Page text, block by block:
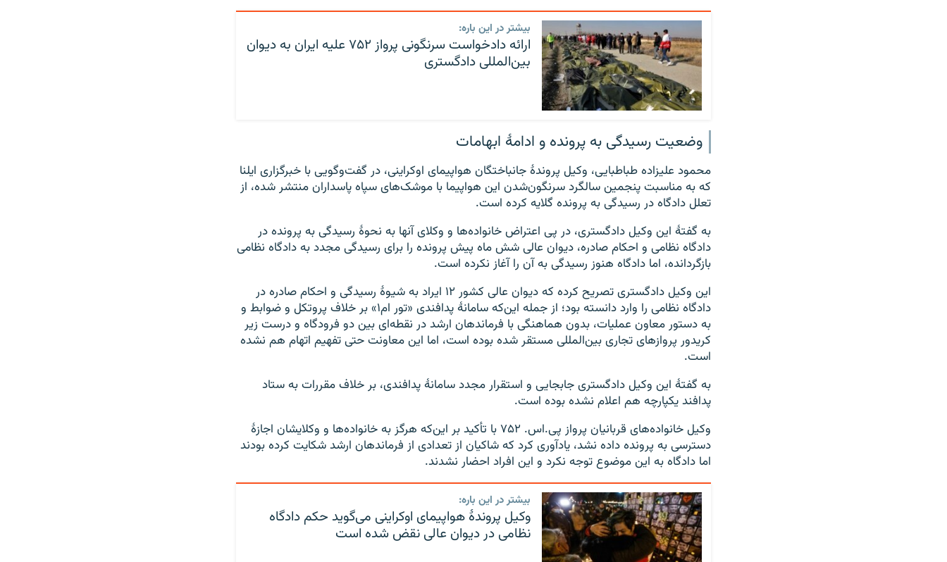
بیشتر در این باره:
ارائه دادخواست سرنگونی پرواز ۷۵۲ علیه ایران به دیوان
بین‌المللی دادگستری
وضعیت رسیدگی به پرونده و ادامۀ ابهامات
محمود علیزاده طباطبایی، وکیل پروندهٔ جانباختگان هواپیمای اوکراینی، در گفت‌وگویی با خبرگزاری ایلنا
که به مناسبت پنجمین سالگرد سرنگون‌شدن این هواپیما با موشک‌های سپاه پاسداران منتشر شده، از
تعلل دادگاه در رسیدگی به پرونده گلایه کرده است.
به گفتۀ این وکیل دادگستری، در پی اعتراض خانواده‌ها و وکلای آنها به نحوۀ رسیدگی به پرونده در
دادگاه نظامی و احکام صادره، دیوان عالی شش ماه پیش پرونده را برای رسیدگی مجدد به دادگاه نظامی
بازگردانده، اما دادگاه هنوز رسیدگی به آن را آغاز نکرده است.
این وکیل دادگستری تصریح کرده که دیوان عالی کشور ۱۲ ایراد به شیوۀ رسیدگی و احکام صادره در
دادگاه نظامی را وارد دانسته بود؛‌ از جمله این‌که سامانۀ پدافندی «تور ام۱» بر خلاف پروتکل و ضوابط و
به دستور معاون عملیات، بدون هماهنگی با فرماندهان ارشد در نقطه‌ای بین دو فرودگاه و درست زیر
کریدور پروازهای تجاری بین‌المللی مستقر شده بوده است، اما این معاونت حتی تفهیم اتهام هم نشده
است.
به گفتۀ این وکیل دادگستری جابجایی و استقرار مجدد سامانۀ پدافندی، بر خلاف مقررات به ستاد
پدافند یکپارچه هم اعلام نشده بوده است.
وکیل خانواده‌های قربانیان پرواز پی.اس. ۷۵۲ با تأکید بر این‌که هرگز به خانواده‌ها و وکلایشان اجازۀ
دسترسی به پرونده داده نشد،‌ یادآوری کرد که شاکیان از تعدادی از فرماندهان ارشد شکایت کرده بودند
اما دادگاه به این موضوع توجه نکرد و این افراد احضار نشدند.
بیشتر در این باره:
وکیل پروندهٔ‌ هواپیمای اوکراینی می‌گوید حکم دادگاه
نظامی در دیوان عالی نقض شده است